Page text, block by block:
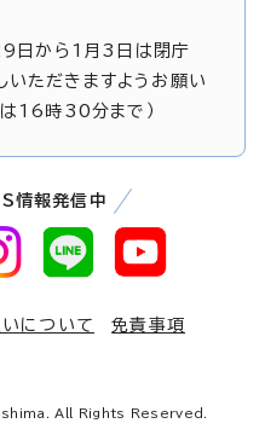
日から1月3日は閉庁
いただきますようお願い
は16時30分まで）
情報発信中
について
免責事項
All Rights Reserved.